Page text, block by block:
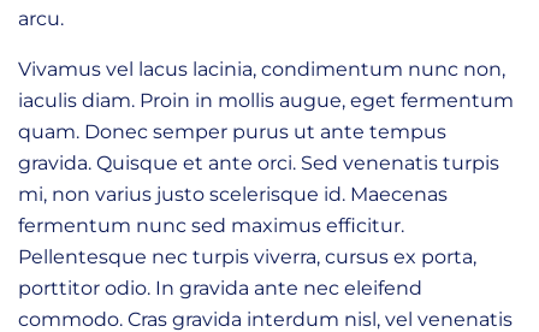
arcu.
Vivamus vel lacus lacinia, condimentum nunc non,
iaculis diam. Proin in mollis augue, eget fermentum
quam. Donec semper purus ut ante tempus
gravida. Quisque et ante orci. Sed venenatis turpis
mi, non varius justo scelerisque id. Maecenas
fermentum nunc sed maximus efficitur.
Pellentesque nec turpis viverra, cursus ex porta,
porttitor odio. In gravida ante nec eleifend
commodo. Cras gravida interdum nisl, vel venenatis